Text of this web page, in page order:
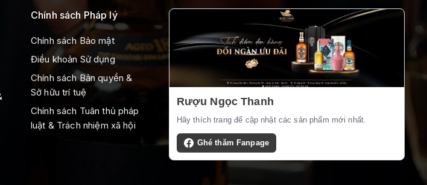
Chính sách Pháp lý
Chính sách Bảo mật
Điều khoản Sử dụng
Chính sách Bản quyền &
Sở hữu trí tuệ
Chính sách Tuân thủ pháp
luật & Trách nhiệm xã hội
Rượu Ngọc Thanh
Hãy thích trang để cập nhật các sản phẩm mới nhất.
Ghé thăm Fanpage